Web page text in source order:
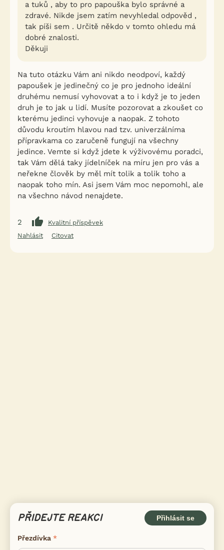
a tuků , aby to pro papouška bylo správné a
zdravé. Nikde jsem zatím nevyhledal odpověd ,
tak píši sem . Určitě někdo v tomto ohledu má
dobré znalosti.
Děkuji
Na tuto otázku Vám ani nikdo neodpoví, každý
papoušek je jedinečný co je pro jednoho ideální
druhému nemusí vyhovovat a to i když je to jeden
druh je to jak u lidí. Musíte pozorovat a zkoušet co
kterému jedinci vyhovuje a naopak. Z tohoto
důvodu kroutím hlavou nad tzv. univerzálníma
přípravkama co zaručeně fungují na všechny
jedince. Vemte si když jdete k výživovému poradci,
tak Vám dělá taky jídelníček na míru jen pro vás a
neřekne člověk by měl mít tolik a tolik toho a
naopak toho mín. Asi jsem Vám moc nepomohl, ale
na všechno návod nenajdete.
2
Kvalitní příspěvek
Nahlásit
Citovat
PŘIDEJTE REAKCI Přihlásit se
Přezdívka